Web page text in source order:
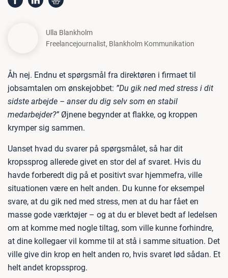
Ulla Blankholm
Freelancejournalist, Blankholm Kommunikation
Åh nej. Endnu et spørgsmål fra direktøren i firmaet til
jobsamtalen om ønskejobbet: ”Du gik ned med stress i dit
sidste arbejde – anser du dig selv som en stabil
medarbejder?” Øjnene begynder at flakke, og kroppen
krymper sig sammen.
Uanset hvad du svarer på spørgsmålet, så har dit
kropssprog allerede givet en stor del af svaret. Hvis du
havde forberedt dig på et positivt svar hjemmefra, ville
situationen være en helt anden. Du kunne for eksempel
svare, at du gik ned med stress, men at du har fået en
masse gode værktøjer – og at du er blevet bedt af ledelsen
om at komme med nogle tiltag, som ville kunne forhindre,
at dine kollegaer vil komme til at stå i samme situation. Det
ville give din krop en helt anden ro, hvis svaret lød sådan. Et
helt andet kropssprog.